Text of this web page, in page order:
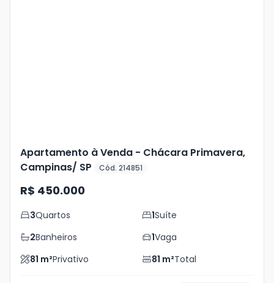
Apartamento à Venda - Chácara Primavera,
Campinas/ SP
Cód. 214851
R$ 450.000
3Quartos 1Suíte
2Banheiros 1Vaga
81 m²Privativo 81 m²Total